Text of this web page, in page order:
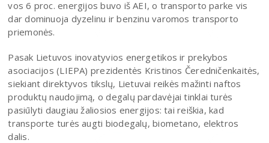
vos 6 proc. energijos buvo iš AEI, o transporto parke vis
dar dominuoja dyzelinu ir benzinu varomos transporto
priemonės.
Pasak Lietuvos inovatyvios energetikos ir prekybos
asociacijos (LIEPA) prezidentės Kristinos Čeredničenkaitės,
siekiant direktyvos tikslų, Lietuvai reikės mažinti naftos
produktų naudojimą, o degalų pardavėjai tinklai turės
pasiūlyti daugiau žaliosios energijos: tai reiškia, kad
transporte turės augti biodegalų, biometano, elektros
dalis.